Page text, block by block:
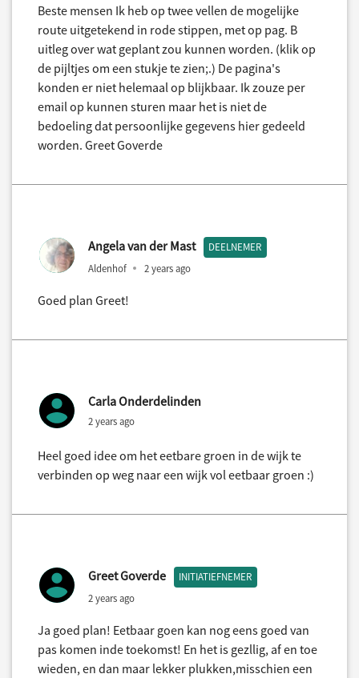
Beste mensen Ik heb op twee vellen de mogelijke
route uitgetekend in rode stippen, met op pag. B
uitleg over wat geplant zou kunnen worden. (klik op
de pijltjes om een stukje te zien;.) De pagina's
konden er niet helemaal op blijkbaar. Ik zouze per
email op kunnen sturen maar het is niet de
bedoeling dat persoonlijke gegevens hier gedeeld
worden. Greet Goverde
Angela van der Mast DEELNEMER
Aldenhof 2 years ago
Goed plan Greet!
Carla Onderdelinden
2 years ago
Heel goed idee om het eetbare groen in de wijk te
verbinden op weg naar een wijk vol eetbaar groen :)
Greet Goverde INITIATIEFNEMER
2 years ago
Ja goed plan! Eetbaar goen kan nog eens goed van
pas komen inde toekomst! En het is gezllig, af en toe
wieden, en dan maar lekker plukken,misschien een